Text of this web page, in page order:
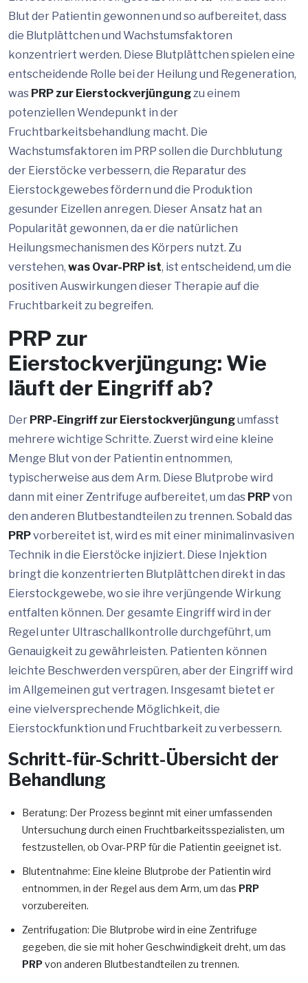
Blut der Patientin gewonnen und so aufbereitet, dass
die Blutplättchen und Wachstumsfaktoren
konzentriert werden. Diese Blutplättchen spielen eine
entscheidende Rolle bei der Heilung und Regeneration,
was PRP zur Eierstockverjüngungzu einem
potenziellen Wendepunkt in der
Fruchtbarkeitsbehandlung macht. Die
Wachstumsfaktoren im PRP sollen die Durchblutung
der Eierstöcke verbessern, die Reparatur des
Eierstockgewebes fördern und die Produktion
gesunder Eizellen anregen. Dieser Ansatz hat an
Popularität gewonnen, da er die natürlichen
Heilungsmechanismen des Körpers nutzt. Zu
verstehen, was Ovar-PRP ist, ist entscheidend, um die
positiven Auswirkungen dieser Therapie auf die
Fruchtbarkeit zu begreifen.
PRP zur
Eierstockverjüngung: Wie
läuft der Eingriff ab?
Der PRP-Eingriff zur Eierstockverjüngungumfasst
mehrere wichtige Schritte. Zuerst wird eine kleine
Menge Blut von der Patientin entnommen,
typischerweise aus dem Arm. Diese Blutprobe wird
dann mit einer Zentrifuge aufbereitet, um das PRPvon
den anderen Blutbestandteilen zu trennen. Sobald das
PRPvorbereitet ist, wird es mit einer minimalinvasiven
Technik in die Eierstöcke injiziert. Diese Injektion
bringt die konzentrierten Blutplättchen direkt in das
Eierstockgewebe, wo sie ihre verjüngende Wirkung
entfalten können. Der gesamte Eingriff wird in der
Regel unter Ultraschallkontrolle durchgeführt, um
Genauigkeit zu gewährleisten. Patienten können
leichte Beschwerden verspüren, aber der Eingriff wird
im Allgemeinen gut vertragen. Insgesamt bietet er
eine vielversprechende Möglichkeit, die
Eierstockfunktion und Fruchtbarkeit zu verbessern.
Schritt-für-Schritt-Übersicht der
Behandlung
Beratung: Der Prozess beginnt mit einer umfassenden
Untersuchung durch einen Fruchtbarkeitsspezialisten, um
festzustellen, ob Ovar-PRP für die Patientin geeignet ist.
Blutentnahme: Eine kleine Blutprobe der Patientin wird
entnommen, in der Regel aus dem Arm, um das PRP
vorzubereiten.
Zentrifugation: Die Blutprobe wird in eine Zentrifuge
gegeben, die sie mit hoher Geschwindigkeit dreht, um das
PRPvon anderen Blutbestandteilen zu trennen.